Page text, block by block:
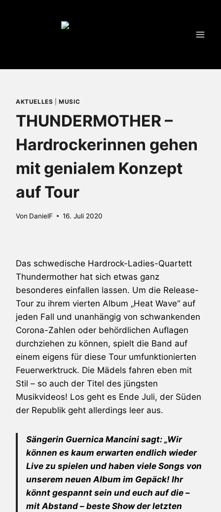
AKTUELLES |MUSIC
THUNDERMOTHER –
Hardrockerinnen gehen
mit genialem Konzept
auf Tour
Von DanielF 16. Juli 2020
Das schwedische Hardrock-Ladies-Quartett
Thundermother hat sich etwas ganz
besonderes einfallen lassen. Um die Release-
Tour zu ihrem vierten Album „Heat Wave“ auf
jeden Fall und unanhängig von schwankenden
Corona-Zahlen oder behördlichen Auflagen
durchziehen zu können, spielt die Band auf
einem eigens für diese Tour umfunktionierten
Feuerwerktruck. Die Mädels fahren eben mit
Stil – so auch der Titel des jüngsten
Musikvideos! Los geht es Ende Juli, der Süden
der Republik geht allerdings leer aus.
Sängerin Guernica Mancini sagt: „Wir
können es kaum erwarten endlich wieder
Live zu spielen und haben viele Songs von
unserem neuen Album im Gepäck! Ihr
könnt gespannt sein und euch auf die –
mit Abstand – beste Show der letzten